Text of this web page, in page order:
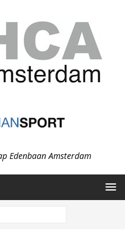
Edenbaan Amsterdam